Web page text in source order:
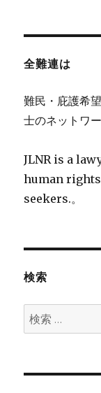
全難連は
難民・庇護希
士のネットワ
JLNR is a
human
seekers.。
検索
検
索: